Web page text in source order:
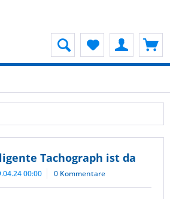
Tachograph ist da
00:00 0 Kommentare